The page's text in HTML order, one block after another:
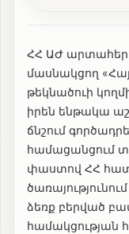
ՀՀ ԱԺ արտահերթ
մասնակցող
թեկնածուի
իրեն ենթակա
ճնշում
համացանցում
փաստով ՀՀ
ձեռք բերված
համակցության